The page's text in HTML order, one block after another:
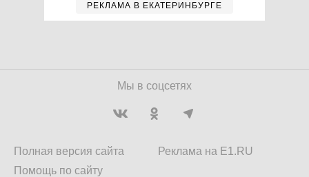
РЕКЛАМА В ЕКАТЕРИНБУРГЕ
Мы в соцсетях
Полная версия сайта
Помощь по сайту
Реклама на E1.RU